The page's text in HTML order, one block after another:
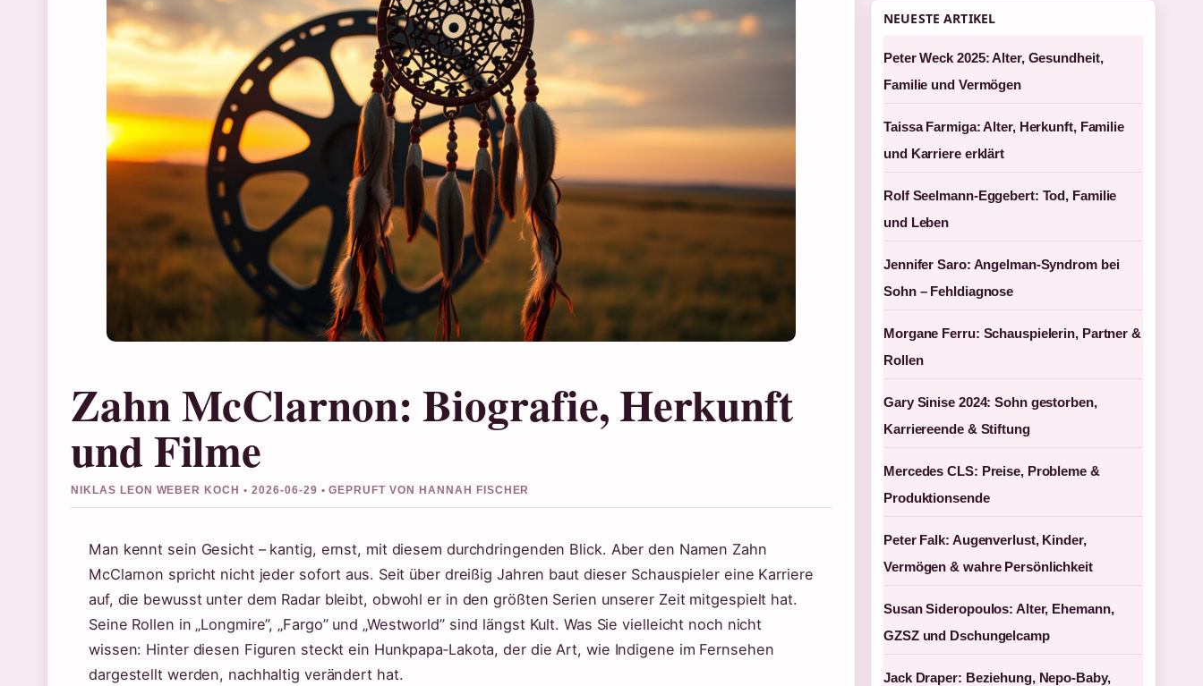
Zahn McClarnon: Biografie, Herkunft
und Filme
NIKLAS LEON WEBER KOCH • 2026-06-29 • GEPRUFT VON HANNAH FISCHER
Man kennt sein Gesicht – kantig, ernst, mit diesem durchdringenden Blick. Aber den Namen Zahn
McClarnon spricht nicht jeder sofort aus. Seit über dreißig Jahren baut dieser Schauspieler eine Karriere
auf, die bewusst unter dem Radar bleibt, obwohl er in den größten Serien unserer Zeit mitgespielt hat.
Seine Rollen in „Longmire”, „Fargo” und „Westworld” sind längst Kult. Was Sie vielleicht noch nicht
wissen: Hinter diesen Figuren steckt ein Hunkpapa‑Lakota, der die Art, wie Indigene im Fernsehen
dargestellt werden, nachhaltig verändert hat.
NEUESTE ARTIKEL
Peter Weck 2025: Alter, Gesundheit,
Familie und Vermögen
Taissa Farmiga: Alter, Herkunft, Familie
und Karriere erklärt
Rolf Seelmann-Eggebert: Tod, Familie
und Leben
Jennifer Saro: Angelman-Syndrom bei
Sohn – Fehldiagnose
Morgane Ferru: Schauspielerin, Partner &
Rollen
Gary Sinise 2024: Sohn gestorben,
Karriereende & Stiftung
Mercedes CLS: Preise, Probleme &
Produktionsende
Peter Falk: Augenverlust, Kinder,
Vermögen & wahre Persönlichkeit
Susan Sideropoulos: Alter, Ehemann,
GZSZ und Dschungelcamp
Jack Draper: Beziehung, Nepo-Baby,